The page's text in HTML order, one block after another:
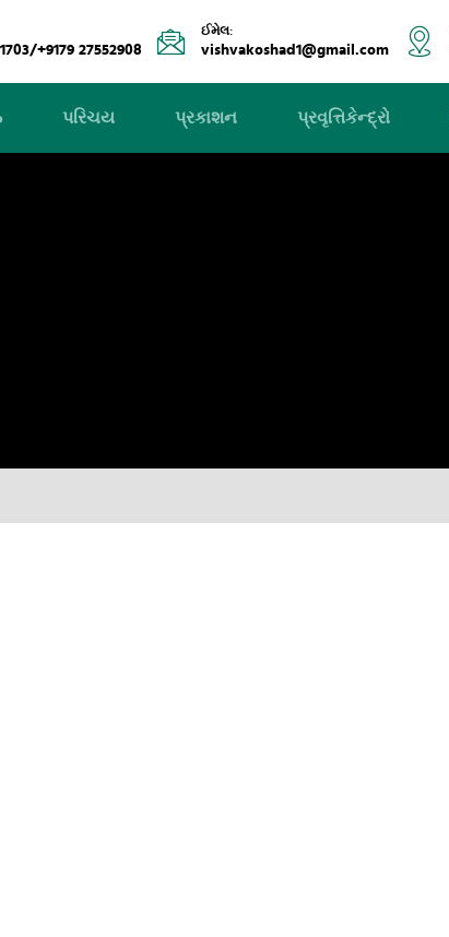
+9179 27552908
ઈમેલ:
vishvakoshad1@gmail.com
પરિચય પ્રકાશન પ્રવૃત્તિકેન્દ્રો